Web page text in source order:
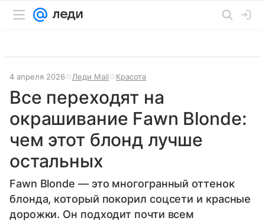
4 апреля 2026 Леди Mail Красота
Все переходят на
окрашивание Fawn Blonde:
чем этот блонд лучше
остальных
Fawn Blonde — это многогранный оттенок
блонда, который покорил соцсети и красные
дорожки. Он подходит почти всем